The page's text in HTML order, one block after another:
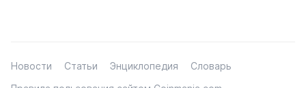
Новости Статьи Энциклопедия
Словарь